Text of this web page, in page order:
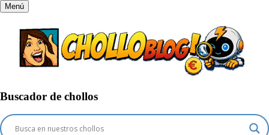
Menú
Buscador de chollos